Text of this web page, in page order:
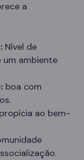
a
Nível de
um ambiente
boa com
ao bem-